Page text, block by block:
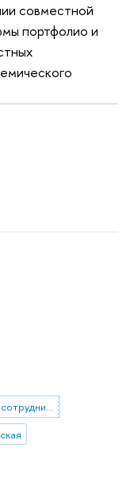
совместной
портфолио и
международное сотрудничество